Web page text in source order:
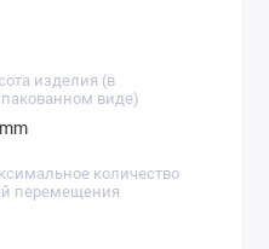
изделия (в
виде)
количество
перемещения